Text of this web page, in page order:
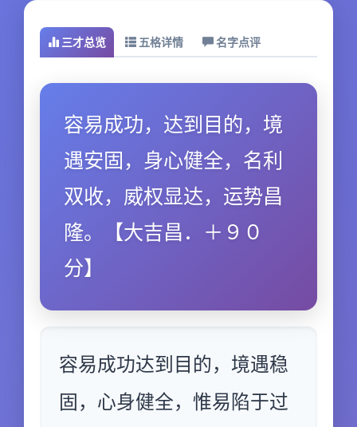
三才总览 五格详情 名字点评
容易成功，达到目的，境
遇安固，身心健全，名利
双收，威权显达，运势昌
隆。【大吉昌．＋９０
分】
容易成功达到目的，境遇稳
固，心身健全，惟易陷于过